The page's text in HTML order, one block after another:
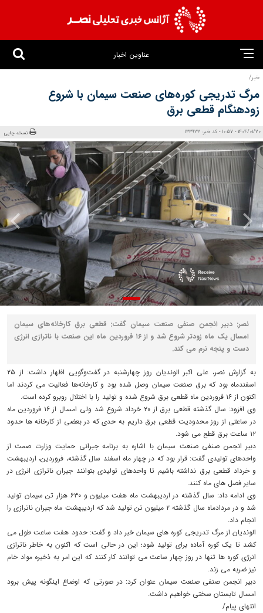
عناوین اخبار
خبر/
مرگ تدریجی کوره‌های صنعت سیمان با شروع
زودهنگام قطعی برق
1404/01/20 - 10:57 - کد خبر: 133923 نسخه چاپی
نصر: دبیر انجمن صنفی صنعت سیمان گفت: قطعی برق کارخانه‌های سیمان
امسال یک ماه زودتر شروع شد و از ۱۶ فروردین ماه این صنعت با ناترازی انرژی
دست و پنجه نرم می کند.
به گزارش نصر، علی اکبر الوندیان روز چهارشنبه در گفت‌وگویی اظهار داشت: از ۲۵
اسفندماه بود که برق صنعت سیمان وصل شده بود و کارخانه‌ها فعالیت می کردند اما
اکنون از ۱۶ فروردین ماه قطعی برق شروع شده و تولید را با اختلال روبرو کرده است.
وی افزود: سال گذشته قطعی برق از ۲۰ خرداد شروع شد ولی امسال از ۱۶ فروردین ماه
در ساعتی از روز محدودیت قطعی برق داریم به حدی که در بعضی از کارخانه ها حدود
۱۲ ساعت برق قطع می شود.
دبیر انجمن صنفی صنعت سیمان با اشاره به برنامه جبرانی حمایت وزارت صمت از
واحدهای تولیدی گفت: قرار بود که در چهار ماه اسفند سال گذشته، فروردین، اردیبهشت
و خرداد قطعی برق نداشته باشیم تا واحدهای تولیدی بتوانند جبران ناترازی انرژی در
سایر فصل های ماه کنند.
وی ادامه داد: سال گذشته در اردیبهشت ماه هفت میلیون و ۶۳۰ هزار تن سیمان تولید
شد و در مردادماه سال گذشته ۲ میلیون تن تولید شد که اردیبهشت ماه جبران ناترازی را
انجام داد.
الوندیان از مرگ تدریجی کوره های سیمان خبر داد و گفت: حدود هفت ساعت طول می
کشد تا یک کوره آماده برای تولید شود؛ این در حالی است که اکنون به خاطر ناترازی
انرژی کوره ها تنها در روز چهار ساعت می توانند کار کنند که این امر به ذخیره مواد خام
نیز ضربه می زند.
دبیر انجمن صنفی صنعت سیمان عنوان کرد: در صورتی که اوضاع اینگونه پیش برود
امسال تابستان سختی خواهیم داشت.
انتهای پیام/